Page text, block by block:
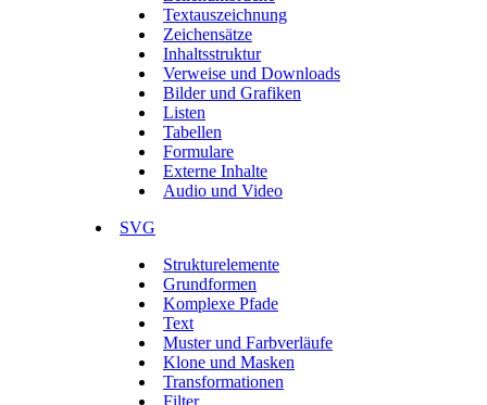
Textauszeichnung
Zeichensätze
Inhaltsstruktur
Verweise und Downloads
Bilder und Grafiken
Listen
Tabellen
Formulare
Externe Inhalte
Audio und Video
SVG
Strukturelemente
Grundformen
Komplexe Pfade
Text
Muster und Farbverläufe
Klone und Masken
Transformationen
Filter